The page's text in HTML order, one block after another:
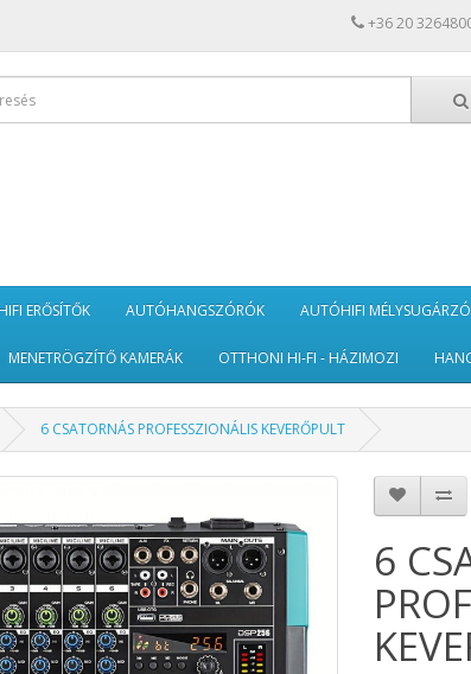
+36 20
ERŐSÍTŐK AUTÓHANGSZÓRÓK AUTÓHIFI
MENETRÖGZÍTŐ KAMERÁK OTTHONI HI-FI - HÁZIMOZI
6 CSATORNÁS PROFESSZIONÁLIS KEVERŐPULT
6